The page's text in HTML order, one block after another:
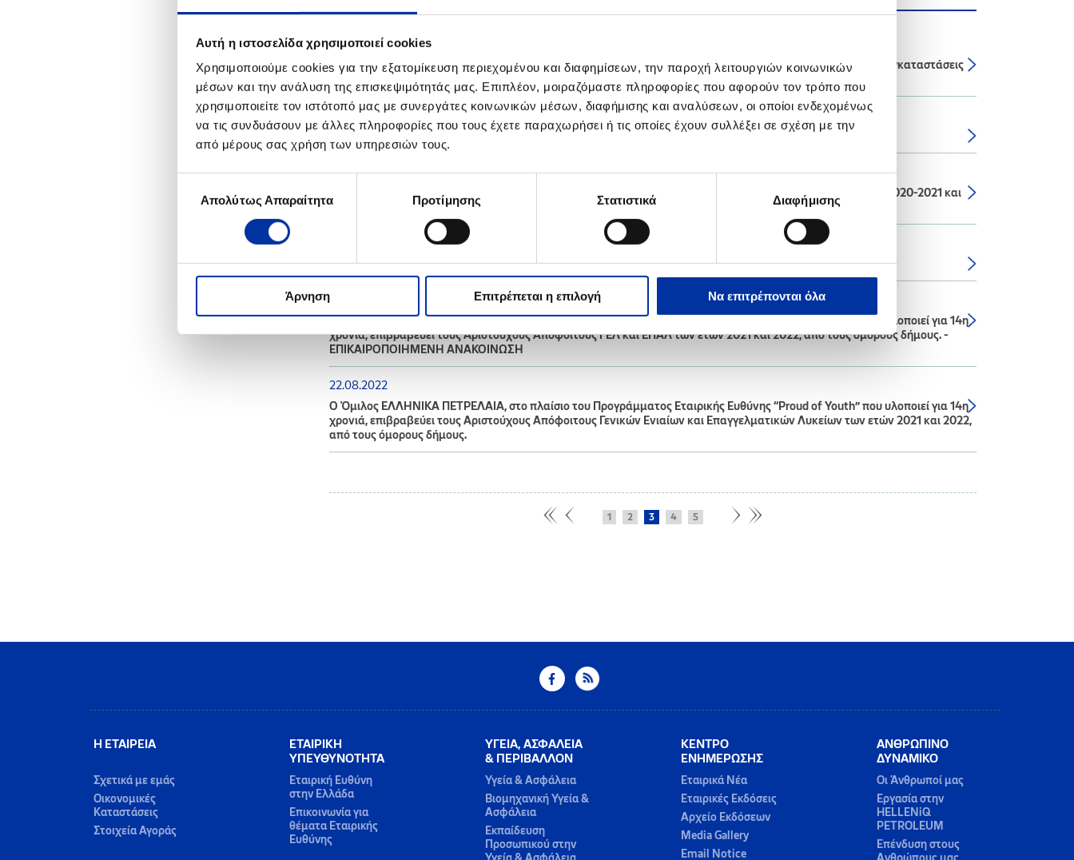
Αυτή η ιστοσελίδα χρησιμοποιεί cookies
Χρησιμοποιούμε cookies για την εξατομίκευση περιεχομένου και διαφημίσεων, την παροχή λειτουργιών κοινωνικών
μέσων και την ανάλυση της επισκεψιμότητάς μας. Επιπλέον, μοιραζόμαστε πληροφορίες που αφορούν τον τρόπο που
χρησιμοποιείτε τον ιστότοπό μας με συνεργάτες κοινωνικών μέσων, διαφήμισης και αναλύσεων, οι οποίοι ενδεχομένως
να τις συνδυάσουν με άλλες πληροφορίες που τους έχετε παραχωρήσει ή τις οποίες έχουν συλλέξει σε σχέση με την
από μέρους σας χρήση των υπηρεσιών τους.
συγκατάθεσης
Απολύτως Απαραίτητα Προτίμησης Στατιστικά Διαφήμισης
Άρνηση Επιτρέπεται η επιλογή Να επιτρέπονται όλα
08.11.2022
Διενέργεια Ετήσιας Άσκησης Ετοιμότητας σε συνεργασία με την Πυροσβεστική Υπηρεσία στις Βιομηχανικές Εγκαταστάσεις
Ελευσίνας
14.10.2022
Ενημέρωση για τις Βιομηχανικές Εγκαταστάσεις Θεσσαλονίκης
20.09.2022
Αποτελέσματα Προγράμματος Επιβράβευσης Αριστούχων Αποφοίτων Όμορων Δήμων για τα Σχολικά έτη: 2020-2021 και
2021-2022
Ενημέρωση για τις Βιομηχανικές Εγκαταστάσεις Θεσσαλονίκης
25.08.2022
Ο Όμιλος ΕΛΛΗΝΙΚΑ ΠΕΤΡΕΛΑΙΑ, στο πλαίσιο του Προγράμματος Εταιρικής Ευθύνης “Proud of Youth” που υλοποιεί για 14η
χρονιά, επιβραβεύει τους Αριστούχους Απόφοιτους ΓΕΛ και ΕΠΑΛ των ετών 2021 και 2022, από τους όμορους δήμους. -
ΕΠΙΚΑΙΡΟΠΟΙΗΜΕΝΗ ΑΝΑΚΟΙΝΩΣΗ
22.08.2022
Ο Όμιλος ΕΛΛΗΝΙΚΑ ΠΕΤΡΕΛΑΙΑ, στο πλαίσιο του Προγράμματος Εταιρικής Ευθύνης “Proud of Youth” που υλοποιεί για 14η
χρονιά, επιβραβεύει τους Αριστούχους Απόφοιτους Γενικών Ενιαίων και Επαγγελματικών Λυκείων των ετών 2021 και 2022,
από τους όμορους δήμους.
1 2 3 4 5
Η ΕΤΑΙΡΕΙΑ
Σχετικά με εμάς
Οικονομικές
Καταστάσεις
Στοιχεία Αγοράς
ΕΤΑΙΡΙΚΗ
ΥΠΕΥΘΥΝΟΤΗΤΑ
Εταιρική Ευθύνη
στην Ελλάδα
Επικοινωνία για
θέματα Εταιρικής
Ευθύνης
ΥΓΕΙΑ, ΑΣΦΑΛΕΙΑ
& ΠΕΡΙΒΑΛΛΟΝ
Υγεία & Ασφάλεια
Βιομηχανική Υγεία &
Ασφάλεια
Εκπαίδευση
Προσωπικού στην
ΚΕΝΤΡΟ
ΕΝΗΜΕΡΩΣΗΣ
Εταιρικά Νέα
Εταιρικές Εκδόσεις
Αρχείο Εκδόσεων
Media Gallery
Email Notice
ΑΝΘΡΩΠΙΝΟ
ΔΥΝΑΜΙΚΟ
Οι Άνθρωποί μας
Εργασία στην
HELLENiQ
PETROLEUM
Επένδυση στους